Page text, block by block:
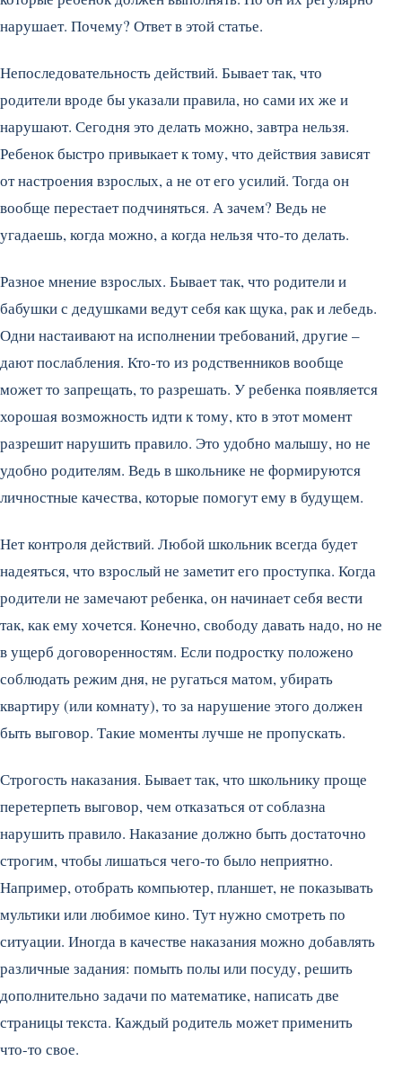
нарушает. Почему? Ответ в этой статье.
Непоследовательность действий. Бывает так, что
родители вроде бы указали правила, но сами их же и
нарушают. Сегодня это делать можно, завтра нельзя.
Ребенок быстро привыкает к тому, что действия зависят
от настроения взрослых, а не от его усилий. Тогда он
вообще перестает подчиняться. А зачем? Ведь не
угадаешь, когда можно, а когда нельзя что-то делать.
Разное мнение взрослых. Бывает так, что родители и
бабушки с дедушками ведут себя как щука, рак и лебедь.
Одни настаивают на исполнении требований, другие –
дают послабления. Кто-то из родственников вообще
может то запрещать, то разрешать. У ребенка появляется
хорошая возможность идти к тому, кто в этот момент
разрешит нарушить правило. Это удобно малышу, но не
удобно родителям. Ведь в школьнике не формируются
личностные качества, которые помогут ему в будущем.
Нет контроля действий. Любой школьник всегда будет
надеяться, что взрослый не заметит его проступка. Когда
родители не замечают ребенка, он начинает себя вести
так, как ему хочется. Конечно, свободу давать надо, но не
в ущерб договоренностям. Если подростку положено
соблюдать режим дня, не ругаться матом, убирать
квартиру (или комнату), то за нарушение этого должен
быть выговор. Такие моменты лучше не пропускать.
Строгость наказания. Бывает так, что школьнику проще
перетерпеть выговор, чем отказаться от соблазна
нарушить правило. Наказание должно быть достаточно
строгим, чтобы лишаться чего-то было неприятно.
Например, отобрать компьютер, планшет, не показывать
мультики или любимое кино. Тут нужно смотреть по
ситуации. Иногда в качестве наказания можно добавлять
различные задания: помыть полы или посуду, решить
дополнительно задачи по математике, написать две
страницы текста. Каждый родитель может применить
что-то свое.